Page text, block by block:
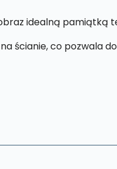
idealną pamiątką
ścianie, co pozwala